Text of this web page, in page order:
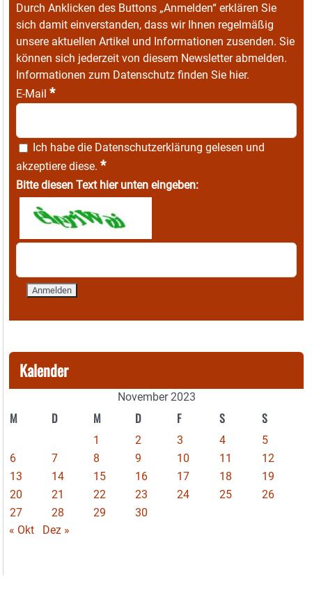
Durch Anklicken des Buttons „Anmelden“ erklären Sie
sich damit einverstanden, dass wir Ihnen regelmäßig
unsere aktuellen Artikel und Informationen zusenden. Sie
können sich jederzeit von diesem Newsletter abmelden.
Informationen zum Datenschutz finden Sie hier.
E-Mail *
Ich habe die Datenschutzerklärung gelesen und
akzeptiere diese. *
Bitte diesen Text hier unten eingeben:
Kalender
November 2023
M D M D F S S
1 2 3 4
5
6
7 8 9 10 11
12
13
14 15 16 17 18
19
20
21 22 23 24 25
26
27
28 29
30
« Okt
Dez »